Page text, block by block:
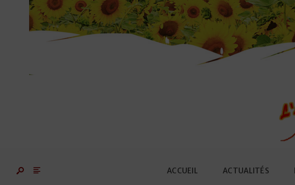
ACCUEIL ACTUALITÉS